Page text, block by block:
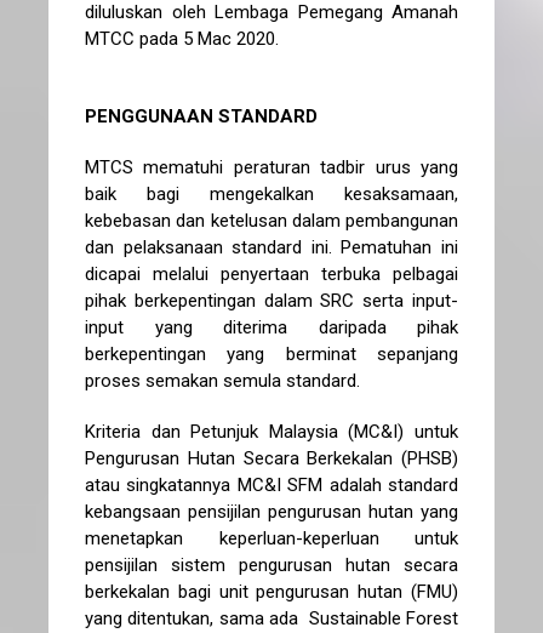
diluluskan oleh Lembaga Pemegang Amanah
MTCC pada 5 Mac 2020.
PENGGUNAAN STANDARD
MTCS mematuhi peraturan tadbir urus yang
baik bagi mengekalkan kesaksamaan,
kebebasan dan ketelusan dalam pembangunan
dan pelaksanaan standard ini. Pematuhan ini
dicapai melalui penyertaan terbuka pelbagai
pihak berkepentingan dalam SRC serta input-
input yang diterima daripada pihak
berkepentingan yang berminat sepanjang
proses semakan semula standard.
Kriteria dan Petunjuk Malaysia (MC&I) untuk
Pengurusan Hutan Secara Berkekalan (PHSB)
atau singkatannya MC&I SFM adalah standard
kebangsaan pensijilan pengurusan hutan yang
menetapkan keperluan-keperluan untuk
pensijilan sistem pengurusan hutan secara
berkekalan bagi unit pengurusan hutan (FMU)
yang ditentukan, sama ada Sustainable Forest